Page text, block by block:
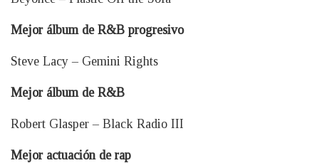
Mejor álbum de R&B progresivo
Steve Lacy – Gemini Rights
Mejor álbum de R&B
Robert Glasper – Black Radio III
Mejor actuación de rap